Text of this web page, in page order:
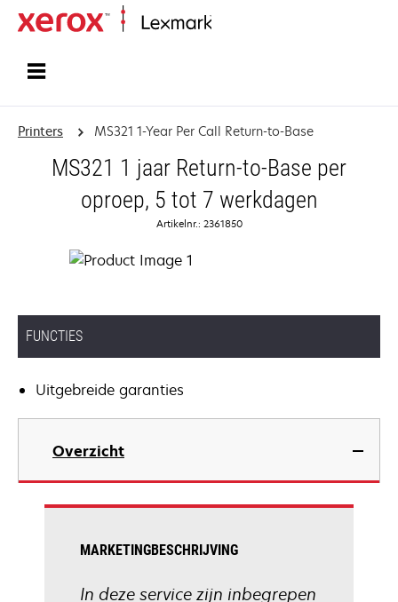
Printers MS321 1-Year Per Call Return-to-Base
MS321 1 jaar Return-to-Base per
oproep, 5 tot 7 werkdagen
Artikelnr.: 2361850
FUNCTIES
Uitgebreide garanties
Overzicht
MARKETINGBESCHRIJVING
In deze service zijn inbegrepen